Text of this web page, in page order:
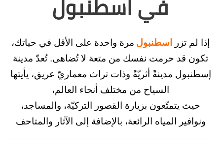
في اسطنبول
تزراسطنبولمرة واحدة على الأقل في حياتك،
حرمت نفسك من متعة لا تُضاهى. تُعدّ مدينة
مدينةً أثريّةً وذات تراث معماريّ عريق، يأيتها
السياح من مختلف أنحاء العالم،
يتمتّعون بزيارة القصور التركيّة، والمساجد،
المياه الرائعة، بالإضافة إلى الآثار والمتاحف